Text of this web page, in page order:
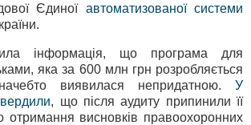
Єдиної автоматизованої системи
інформація, що програма для
яка за 600 млн грн розробляється
виявилася непридатною. У
, що після аудиту припинили її
отримання висновків правоохоронних